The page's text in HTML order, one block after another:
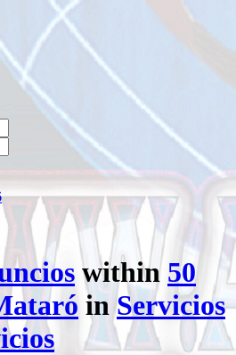
within50
inServicios